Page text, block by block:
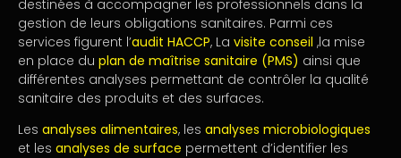
destinées à accompagner les professionnels dans la
gestion de leurs obligations sanitaires. Parmi ces
services figurent l’audit HACCP, La visite conseil ,la mise
en place du plan de maîtrise sanitaire (PMS) ainsi que
différentes analyses permettant de contrôler la qualité
sanitaire des produits et des surfaces.
Les analyses alimentaires, les analyses microbiologiques
et les analyses de surface permettent d’identifier les